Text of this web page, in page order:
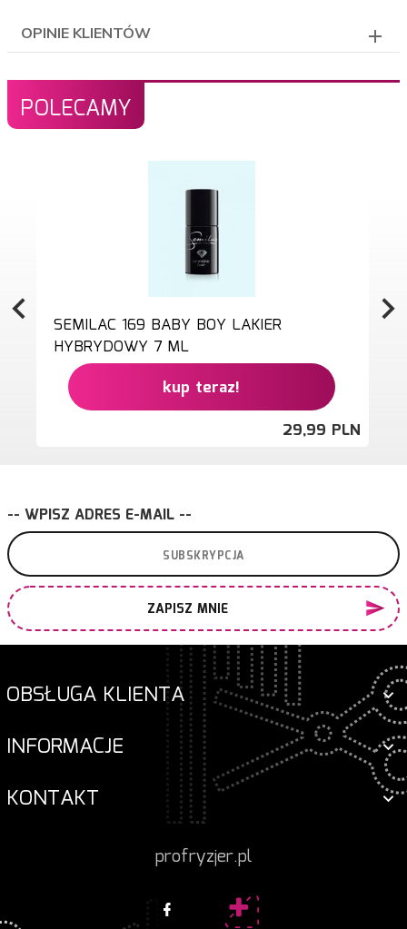
OPINIE KLIENTÓW
POLECAMY
SEMILAC 169 BABY BOY LAKIER
HYBRYDOWY 7 ML
kup teraz!
29,99 PLN
-- WPISZ ADRES E-MAIL --
ZAPISZ MNIE
OBSŁUGA KLIENTA
INFORMACJE
KONTAKT
profryzjer.pl